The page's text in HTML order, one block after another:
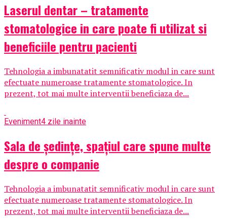
Laserul dentar – tratamente
stomatologice in care poate fi utilizat si
beneficiile pentru pacienti
Tehnologia a imbunatatit semnificativ modul in care sunt
efectuate numeroase tratamente stomatologice. In
prezent, tot mai multe interventii beneficiaza de...
Eveniment4 zile inainte
Sala de ședințe, spațiul care spune multe
despre o companie
Tehnologia a imbunatatit semnificativ modul in care sunt
efectuate numeroase tratamente stomatologice. In
prezent, tot mai multe interventii beneficiaza de...